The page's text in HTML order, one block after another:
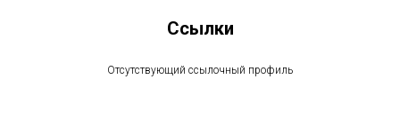
Ссылки
Отсутствующий ссылочный профиль